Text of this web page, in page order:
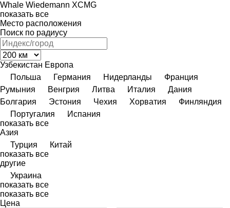
Whale Wiedemann XCMG
показать все
Место расположения
Поиск по радиусу
Узбекистан Европа
Польша
Германия Нидерланды
Франция
Румыния
Венгрия Литва Италия
Дания
Болгария
Эстония Чехия Хорватия
Финляндия
Португалия
Испания
показать все
Азия
Турция
Китай
показать все
другие
Украина
показать все
показать все
Цена